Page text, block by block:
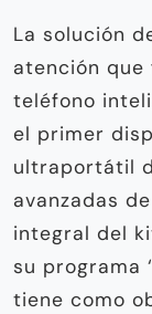
La solución
atención que
teléfono
el primer
ultraportátil
avanzadas
integral del
su programa
tiene como